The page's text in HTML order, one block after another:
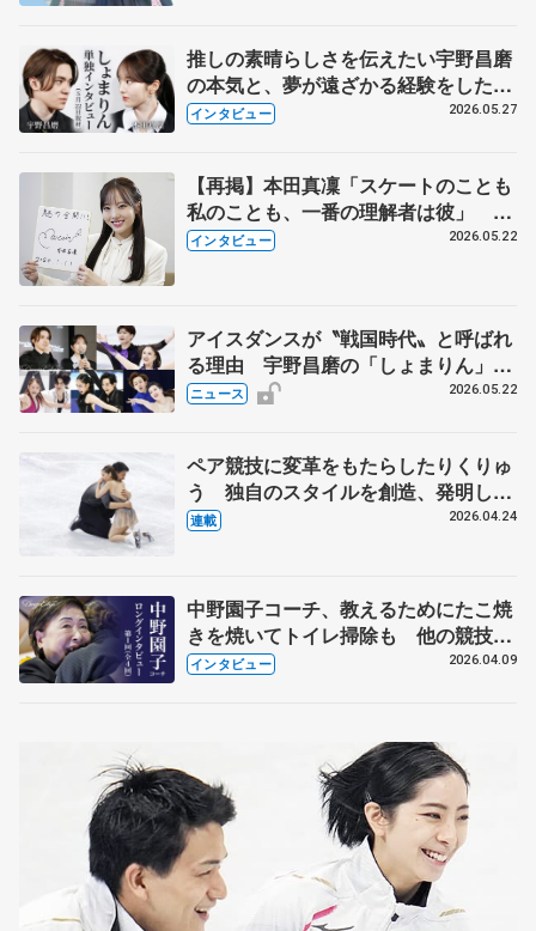
推しの素晴らしさを伝えたい宇野昌磨
の本気と、夢が遠ざかる経験をした本
田真凜の覚悟
インタビュー 2026.05.27
【再掲】本田真凜「スケートのことも
私のことも、一番の理解者は彼」 引
退時の単独インタビューで語った競技
インタビュー 2026.05.22
アイスダンスが〝戦国時代〟と呼ばれ
る理由 宇野昌磨の「しょまりん」ら
実力者が相次いで参戦 国内の競争激
ニュース 2026.05.22
ペア競技に変革をもたらしたりくりゅ
う 独自のスタイルを創造、発明した
【引退発表後②】
連載 2026.04.24
中野園子コーチ、教えるためにたこ焼
きを焼いてトイレ掃除も 他の競技に
も通用するという坂本花織の筋肉
インタビュー 2026.04.09